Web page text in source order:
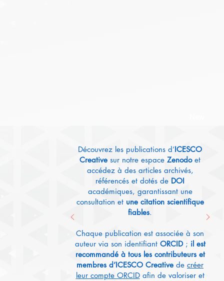
Découvrez les publications d’ICESCO
Creative sur notre espace Zenodoet
accédez à des articles archivés,
référencés et dotés de DOI
académiques, garantissant une
consultation et une citation scientifique
fiables.
Chaque publication est associée à son
auteur via son identifiant ORCID; il est
recommandé à tous les contributeurs et
membres d’ICESCO Creative de créer
leur compte ORCIDafin de valoriser et